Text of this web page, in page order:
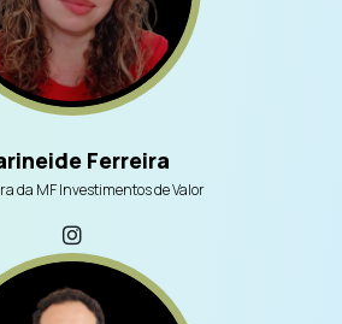
Ferreira
da MF Investimentos de Valor